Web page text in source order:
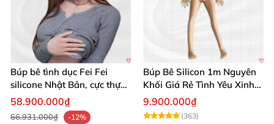
Búp bê tình dục Fei Fei
silicone Nhật Bản, cực thực,
giá tốt
58.900.000₫
66.931.000₫
-12%
Búp Bê Silicon 1m Nguyên
Khối Giá Rẻ Tình Yêu Xinh
Đẹp
9.900.000₫
(363)